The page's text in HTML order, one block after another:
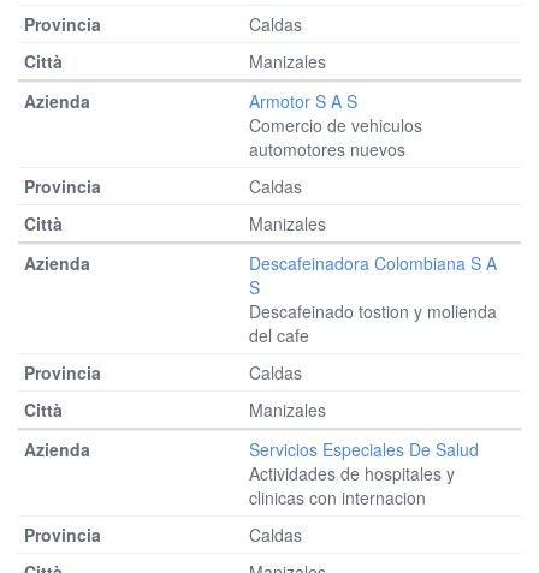
Caldas
Manizales
Armotor S A S
Comercio de vehiculos
automotores nuevos
Caldas
Manizales
Descafeinadora Colombiana S A
S
Descafeinado tostion y molienda
del cafe
Caldas
Manizales
Servicios Especiales De Salud
Actividades de hospitales y
clinicas con internacion
Caldas